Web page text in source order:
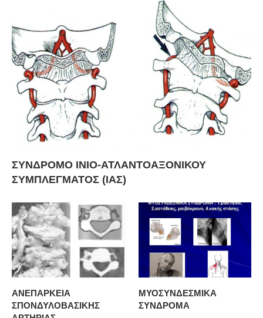
ΣΥΝΔΡΟΜΟ ΙΝΙΟ-ΑΤΛΑΝΤΟΑΞΟΝΙΚΟΥ
ΣΥΜΠΛΕΓΜΑΤΟΣ (ΙΑΣ)
ΑΝΕΠΑΡΚΕΙΑ
ΣΠΟΝΔΥΛΟΒΑΣΙΚΗΣ
ΜΥΟΣΥΝΔΕΣΜΙΚΑ
ΣΥΝΔΡΟΜΑ